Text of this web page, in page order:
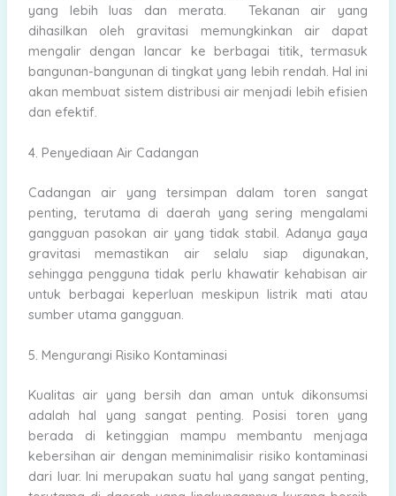
yang lebih luas dan merata. Tekanan air yang
dihasilkan oleh gravitasi memungkinkan air dapat
mengalir dengan lancar ke berbagai titik, termasuk
bangunan-bangunan di tingkat yang lebih rendah. Hal ini
akan membuat sistem distribusi air menjadi lebih efisien
dan efektif.
4. Penyediaan Air Cadangan
Cadangan air yang tersimpan dalam toren sangat
penting, terutama di daerah yang sering mengalami
gangguan pasokan air yang tidak stabil. Adanya gaya
gravitasi memastikan air selalu siap digunakan,
sehingga pengguna tidak perlu khawatir kehabisan air
untuk berbagai keperluan meskipun listrik mati atau
sumber utama gangguan.
5. Mengurangi Risiko Kontaminasi
Kualitas air yang bersih dan aman untuk dikonsumsi
adalah hal yang sangat penting. Posisi toren yang
berada di ketinggian mampu membantu menjaga
kebersihan air dengan meminimalisir risiko kontaminasi
dari luar. Ini merupakan suatu hal yang sangat penting,